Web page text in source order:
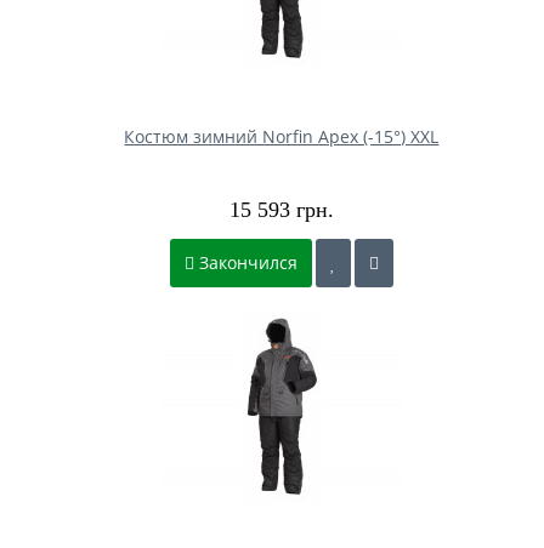
Костюм зимний Norfin Apex (-15°) XXL
15 593 грн.
Закончился